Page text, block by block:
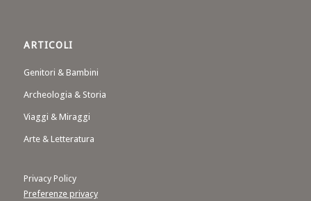
ARTICOLI
Genitori & Bambini
Archeologia & Storia
Viaggi & Miraggi
Arte & Letteratura
Privacy Policy
Preferenze privacy